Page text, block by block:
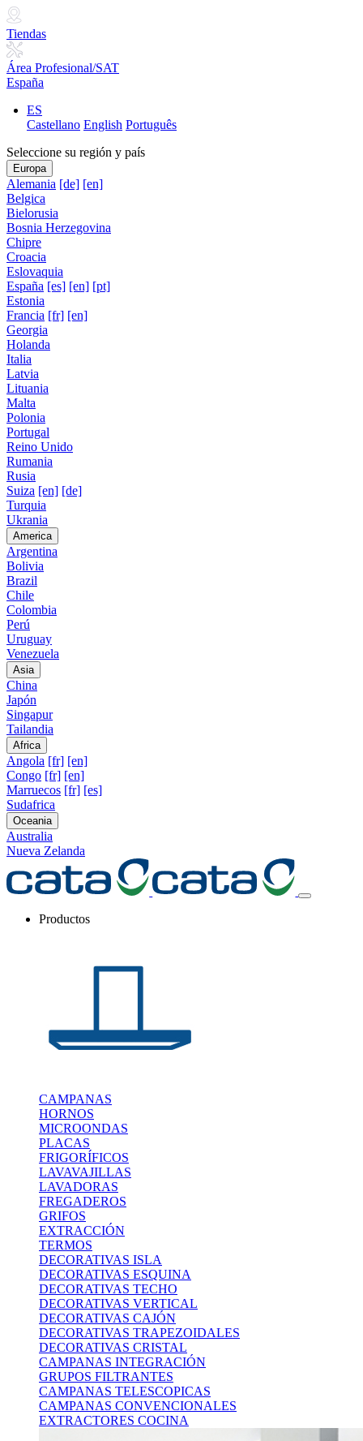
Tiendas
Área Profesional/SAT
España
ES
Castellano English Português
Seleccione su región y país
Europa
Alemania [de] [en]
Belgica
Bielorusia
Bosnia Herzegovina
Chipre
Croacia
Eslovaquia
España [es] [en] [pt]
Estonia
Francia [fr] [en]
Georgia
Holanda
Italia
Latvia
Lituania
Malta
Polonia
Portugal
Reino Unido
Rumania
Rusia
Suiza [en] [de]
Turquia
Ukrania
America
Argentina
Bolivia
Brazil
Chile
Colombia
Perú
Uruguay
Venezuela
Asia
China
Japón
Singapur
Tailandia
Africa
Angola [fr] [en]
Congo [fr] [en]
Marruecos [fr] [es]
Sudafrica
Oceania
Australia
Nueva Zelanda
Productos
CAMPANAS
HORNOS
MICROONDAS
PLACAS
FRIGORÍFICOS
LAVAVAJILLAS
LAVADORAS
FREGADEROS
GRIFOS
EXTRACCIÓN
TERMOS
DECORATIVAS ISLA
DECORATIVAS ESQUINA
DECORATIVAS TECHO
DECORATIVAS VERTICAL
DECORATIVAS CAJÓN
DECORATIVAS TRAPEZOIDALES
DECORATIVAS CRISTAL
CAMPANAS INTEGRACIÓN
GRUPOS FILTRANTES
CAMPANAS TELESCOPICAS
CAMPANAS CONVENCIONALES
EXTRACTORES COCINA